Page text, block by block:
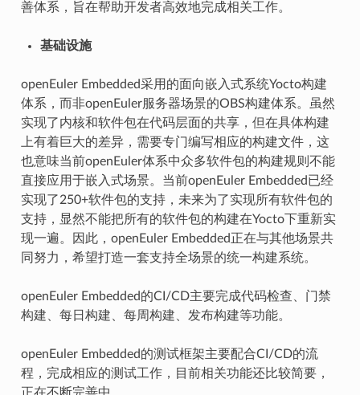
善体系，旨在帮助开发者高效地完成相关工作。
基础设施
openEuler Embedded采用的面向嵌入式系统Yocto构建
体系，而非openEuler服务器场景的OBS构建体系。虽然
实现了内核和软件包在代码层面的共享，但在具体构建
上有着巨大的差异，需要专门编写相应的构建文件，这
也意味当前openEuler体系中众多软件包的构建规则不能
直接应用于嵌入式场景。当前openEuler Embedded已经
实现了250+软件包的支持，未来为了实现所有软件包的
支持，显然不能把所有的软件包的构建在Yocto下重新实
现一遍。因此，openEuler Embedded正在与其他场景共
同努力，希望打造一套支持全场景的统一构建系统。
openEuler Embedded的CI/CD主要完成代码检查、门禁
构建、每日构建、每周构建、发布构建等功能。
openEuler Embedded的测试框架主要配合CI/CD的流
程，完成相应的测试工作，目前相关功能还比较简要，